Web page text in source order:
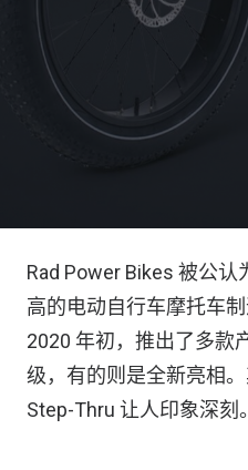
Rad Power Bikes 被公
高的电动自行车摩托车
2020 年初，推出了多款
级，有的则是全新亮相
Step-Thru 让人印象深刻。